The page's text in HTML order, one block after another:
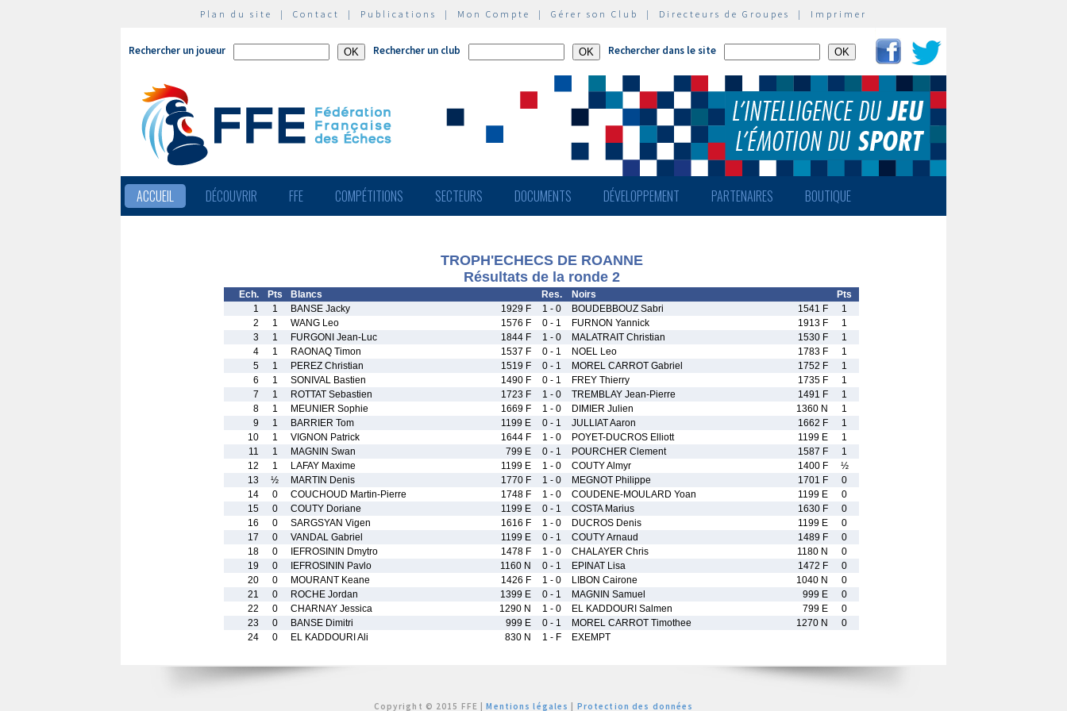
Plan du site | Contact | Publications | Mon Compte | Gérer son Club | Directeurs de Groupes | Imprimer
Rechercher un joueur Rechercher un club Rechercher dans le site
ACCUEIL DÉCOUVRIR FFE COMPÉTITIONS SECTEURS DOCUMENTS DÉVELOPPEMENT PARTENAIRES BOUTIQUE
TROPH'ECHECS DE ROANNE
Résultats de la ronde 2
Ech. Pts Blancs Res. Noirs
Pts
1
1 BANSE Jacky 1929 F 1 - 0 BOUDEBBOUZ Sabri 1541 F
1
2
1 WANG Leo 1576 F 0 - 1 FURNON Yannick 1913 F
1
3
1 FURGONI Jean-Luc 1844 F 1 - 0 MALATRAIT Christian 1530 F
1
4
1 RAONAQ Timon 1537 F 0 - 1 NOEL Leo 1783 F
1
5
1 PEREZ Christian 1519 F 0 - 1 MOREL CARROT Gabriel 1752 F
1
6
1 SONIVAL Bastien 1490 F 0 - 1 FREY Thierry 1735 F
1
7
1 ROTTAT Sebastien 1723 F 1 - 0 TREMBLAY Jean-Pierre 1491 F
1
8
1 MEUNIER Sophie 1669 F 1 - 0 DIMIER Julien 1360 N
1
9
1 BARRIER Tom 1199 E 0 - 1 JULLIAT Aaron 1662 F
1
10
1 VIGNON Patrick 1644 F 1 - 0 POYET-DUCROS Elliott 1199 E
1
11
1 MAGNIN Swan 799 E 0 - 1 POURCHER Clement 1587 F
1
12
1 LAFAY Maxime 1199 E 1 - 0 COUTY Almyr 1400 F
½
13
½ MARTIN Denis 1770 F 1 - 0 MEGNOT Philippe 1701 F
0
14
0 COUCHOUD Martin-Pierre 1748 F 1 - 0 COUDENE-MOULARD Yoan 1199 E
0
15
0 COUTY Doriane 1199 E 0 - 1 COSTA Marius 1630 F
0
16
0 SARGSYAN Vigen 1616 F 1 - 0 DUCROS Denis 1199 E
0
17
0 VANDAL Gabriel 1199 E 0 - 1 COUTY Arnaud 1489 F
0
18
0 IEFROSININ Dmytro 1478 F 1 - 0 CHALAYER Chris 1180 N
0
19
0 IEFROSININ Pavlo 1160 N 0 - 1 EPINAT Lisa 1472 F
0
20
0 MOURANT Keane 1426 F 1 - 0 LIBON Cairone 1040 N
0
21
0 ROCHE Jordan 1399 E 0 - 1 MAGNIN Samuel 999 E
0
22
0 CHARNAY Jessica 1290 N 1 - 0 EL KADDOURI Salmen 799 E
0
23
0 BANSE Dimitri 999 E 0 - 1 MOREL CARROT Timothee 1270 N
0
24
0 EL KADDOURI Ali 830 N 1 - F EXEMPT
Copyright © 2015 FFE |Mentions légales Protection des données